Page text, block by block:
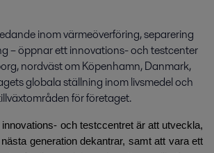
inom värmeöverföring, separering
– öppnar ett innovations- och testcenter
nordväst om Köpenhamn, Danmark,
globala ställning inom livsmedel och
för företaget.
och testccentret är att utveckla,
generation dekantrar, samt att vara ett